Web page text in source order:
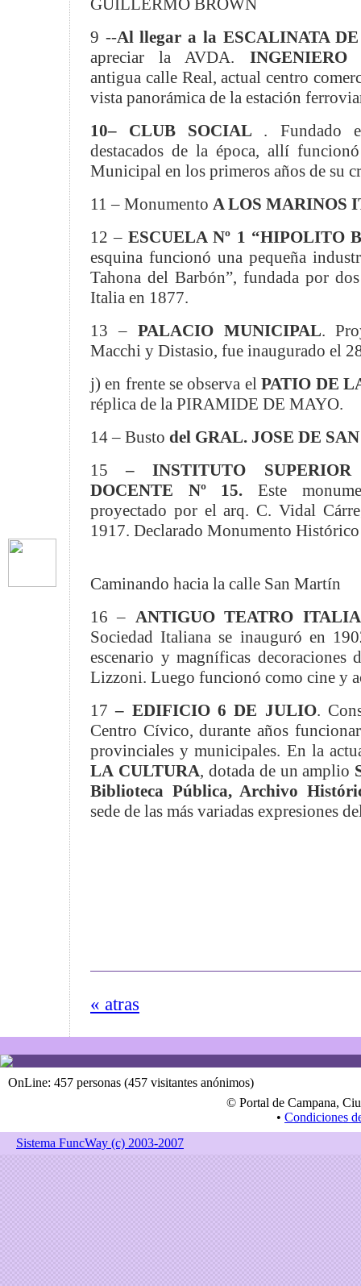
GUILLERMO BROWN
9 --Al llegar a la ESCALINATA
apreciar la AVDA. INGENIERO
antigua calle Real, actual centro
vista panorámica de la estación
10– CLUB SOCIAL . Fundado
destacados de la época, allí
Municipal en los primeros años de su
11 – Monumento A LOS MARINOS
12 –ESCUELA Nº 1 “HIPOLITO
esquina funcionó una pequeña
Tahona del Barbón”, fundada por
Italia en 1877.
13 – PALACIO MUNICIPAL.
Macchi y Distasio, fue inaugurado el
j) en frente se observa elPATIO DE
réplica de la PIRAMIDE DE MAYO.
14 – Busto del GRAL. JOSE DE
15– INSTITUTO
DOCENTE Nº 15. Este
proyectado por el arq. C. Vidal
1917. Declarado Monumento
Caminando hacia la calle San Martín
16 – ANTIGUO TEATRO ITALIA
Sociedad Italiana se inauguró en
escenario y magníficas decoraciones
Lizzoni. Luego funcionó como cine y
17– EDIFICIO 6 DE JULIO.
Centro Cívico, durante años
provinciales y municipales. En la
LA CULTURA, dotada de un amplio
Biblioteca Pública, Archivo
sede de las más variadas expresiones
« atras
OnLine: 457 personas (457 visitantes anónimos)
© Portal de Campana,
• Condiciones
Sistema FuncWay (c) 2003-2007